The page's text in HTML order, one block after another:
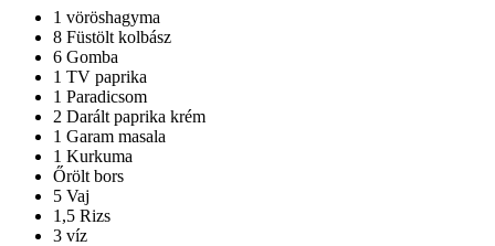
1 vöröshagyma
8 Füstölt kolbász
6 Gomba
1 TV paprika
1 Paradicsom
2 Darált paprika krém
1 Garam masala
1 Kurkuma
Őrölt bors
5 Vaj
1,5 Rizs
3 víz